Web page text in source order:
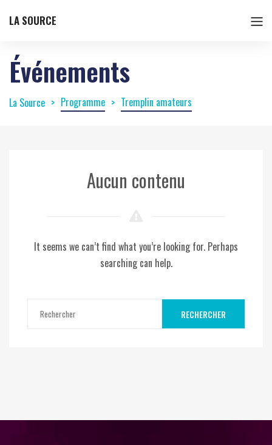
LA SOURCE
Événements
La Source Programme Tremplin amateurs
Aucun contenu
It seems we can’t find what you’re looking for. Perhaps
searching can help.
RECHERCHER